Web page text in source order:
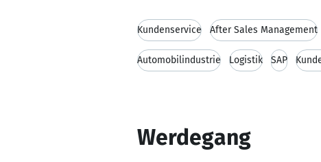
Kundenservice After Sales Management
Automobilindustrie Logistik SAP
Werdegang